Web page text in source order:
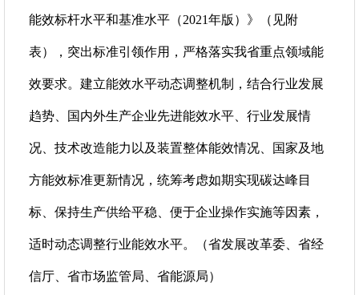
能效标杆水平和基准水平（2021年版）》（见附
表），突出标准引领作用，严格落实我省重点领域能
效要求。建立能效水平动态调整机制，结合行业发展
趋势、国内外生产企业先进能效水平、行业发展情
况、技术改造能力以及装置整体能效情况、国家及地
方能效标准更新情况，统筹考虑如期实现碳达峰目
标、保持生产供给平稳、便于企业操作实施等因素，
适时动态调整行业能效水平。（省发展改革委、省经
信厅、省市场监管局、省能源局）